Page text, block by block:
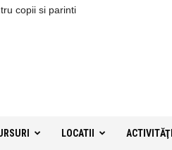
copii si parinti
LOCATII ACTIVITĂŢI